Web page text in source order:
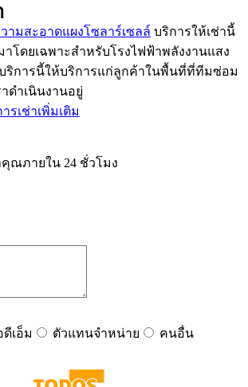
ามสะอาดแผงโซลาร์เซลล์ บริการให้เช่านี้
โดยเฉพาะสำหรับโรงไฟฟ้าพลังงานแสง
ริการนี้ให้บริการแก่ลูกค้าในพื้นที่ที่ทีมซ่อม
ดำเนินงานอยู่
รเช่าเพิ่มเติม
ณภายใน 24 ชั่วโมง
ดีเอ็ม ตัวแทนจำหน่าย คนอื่น